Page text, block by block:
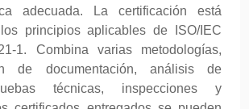
adecuada. La certificación está
principios aplicables de ISO/IEC
1. Combina varias metodologías,
de documentación, análisis de
técnicas, inspecciones y